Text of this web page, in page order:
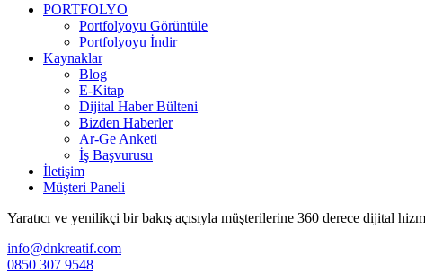
PORTFOLYO
Portfolyoyu Görüntüle
Portfolyoyu İndir
Kaynaklar
Blog
E-Kitap
Dijital Haber Bülteni
Bizden Haberler
Ar-Ge Anketi
İş Başvurusu
İletişim
Müşteri Paneli
Yaratıcı ve yenilikçi bir bakış açısıyla müşterilerine 360 derece dijital
info@dnkreatif.com
0850 307 9548